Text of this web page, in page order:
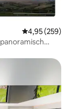
Gemiddelde
4,95 (259)